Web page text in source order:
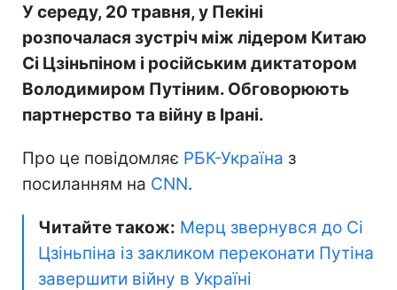
У середу, 20 травня, у Пекіні
розпочалася зустріч між лідером Китаю
Сі Цзіньпіном і російським диктатором
Володимиром Путіним. Обговорюють
партнерство та війну в Ірані.
Про це повідомляє РБК-Україна з
посиланням на CNN.
Читайте також: Мерц звернувся до Сі
Цзіньпіна із закликом переконати Путіна
завершити війну в Україні